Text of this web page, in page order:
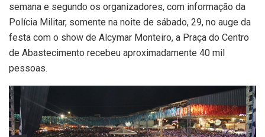
semana e segundo os organizadores, com informação da
Polícia Militar, somente na noite de sábado, 29, no auge da
festa com o show de Alcymar Monteiro, a Praça do Centro
de Abastecimento recebeu aproximadamente 40 mil
pessoas.